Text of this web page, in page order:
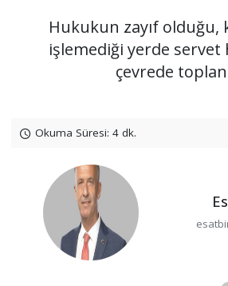
Hukukun zayıf olduğu,
işlemediği yerde
çevrede
Okuma Süresi: 4 dk.